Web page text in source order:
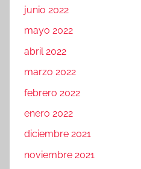
junio 2022
mayo 2022
abril 2022
marzo 2022
febrero 2022
enero 2022
diciembre 2021
noviembre 2021